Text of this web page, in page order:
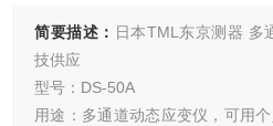
简要描述： 日本TML东京测器 多
技供应
型号：DS-50A
用途：多通道动态应变仪，可用